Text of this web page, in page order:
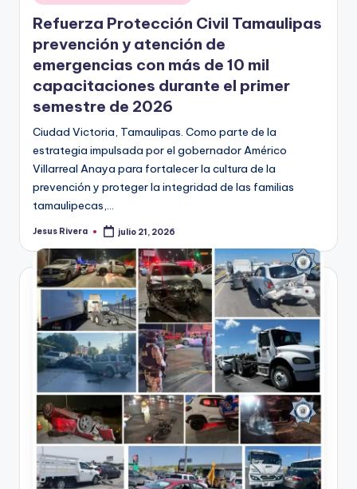
en
Refuerza Protección Civil Tamaulipas
prevención y atención de
emergencias con más de 10 mil
capacitaciones durante el primer
semestre de 2026
Ciudad Victoria, Tamaulipas. Como parte de la
estrategia impulsada por el gobernador Américo
Villarreal Anaya para fortalecer la cultura de la
prevención y proteger la integridad de las familias
tamaulipecas,…
Publicado
Jesus Rivera julio 21, 2026